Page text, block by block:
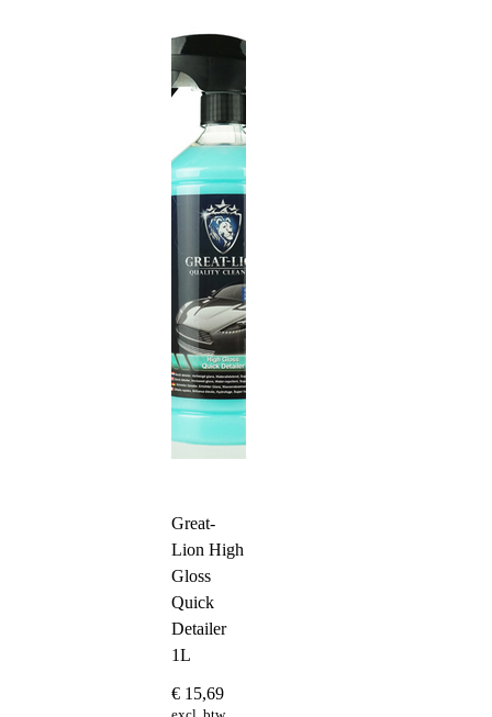
Great-
Lion High
Gloss
Quick
Detailer
1L
€ 15,69